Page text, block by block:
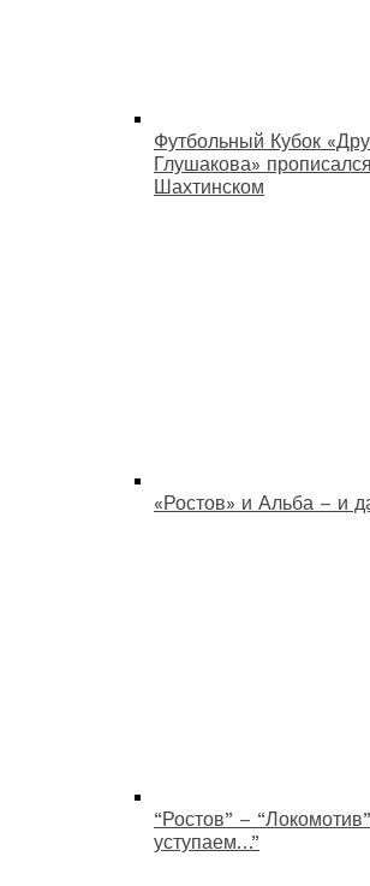
Футбольный Кубок
Глушакова»
Шахтинском
«Ростов» и Альба – и
“Ростов” –
уступаем…”